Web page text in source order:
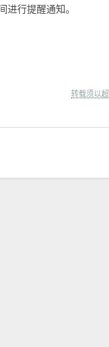
行提醒通知。
转载须以